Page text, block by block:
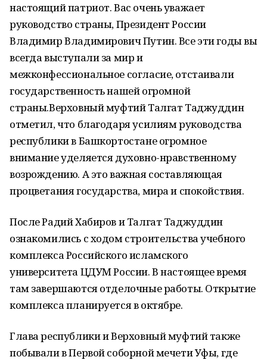
настоящий патриот. Вас очень уважает
руководство страны, Президент России
Владимир Владимирович Путин. Все эти годы вы
всегда выступали за мир и
межконфессиональное согласие, отстаивали
государственность нашей огромной
страны.Верховный муфтий Талгат Таджуддин
отметил, что благодаря усилиям руководства
республики в Башкортостане огромное
внимание уделяется духовно-нравственному
возрождению. А это важная составляющая
процветания государства, мира и спокойствия.
После Радий Хабиров и Талгат Таджуддин
ознакомились с ходом строительства учебного
комплекса Российского исламского
университета ЦДУМ России. В настоящее время
там завершаются отделочные работы. Открытие
комплекса планируется в октябре.
Глава республики и Верховный муфтий также
побывали в Первой соборной мечети Уфы, где